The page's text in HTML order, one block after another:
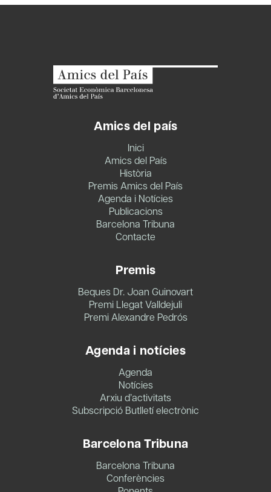
Amics del país
Inici
Amics del País
Història
Premis Amics del País
Agenda i Notícies
Publicacions
Barcelona Tribuna
Contacte
Premis
Beques Dr. Joan Guinovart
Premi Llegat Valldejuli
Premi Alexandre Pedrós
Agenda i notícies
Agenda
Notícies
Arxiu d’activitats
Subscripció Butlletí electrònic
Barcelona Tribuna
Barcelona Tribuna
Conferències